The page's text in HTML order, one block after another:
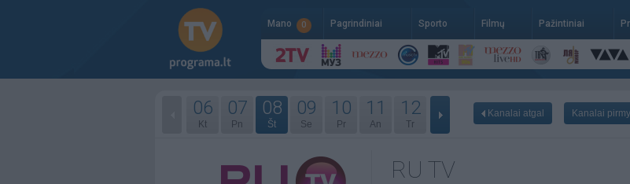
Mano 0 Pagrindiniai Sporto Filmų Pažintiniai
06
Kt
07
Pn
08
Št
09
Se
10
Pr
11
An
12
Tr
Kanalai atgal Kanalai
RU TV